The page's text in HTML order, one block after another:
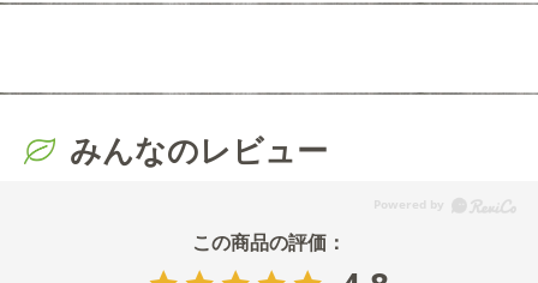
みんなのレビュー